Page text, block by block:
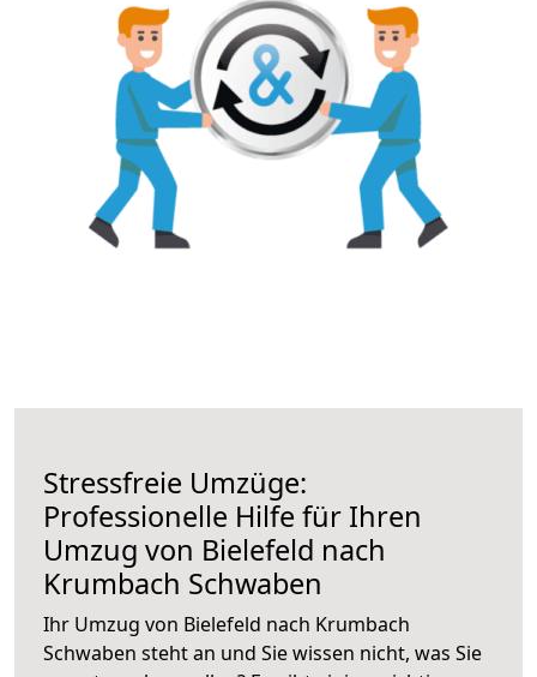
Stressfreie Umzüge:
Professionelle Hilfe für Ihren
Umzug von Bielefeld nach
Krumbach Schwaben
Ihr Umzug von Bielefeld nach Krumbach
Schwaben steht an und Sie wissen nicht, was Sie